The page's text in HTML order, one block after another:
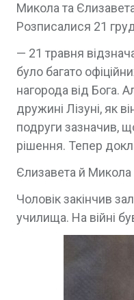
Микола та
Розписалися 21
— 21 травня
було багато
нагорода від Бога.
дружині Лізуні, як
подруги зазначив,
рішення. Тепер
Єлизавета й Микола
Чоловік закінчив
училища. На війні